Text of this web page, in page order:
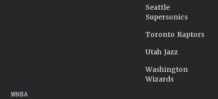
Seattle
Supersonics
Toronto Raptors
Utah Jazz
Washington
Wizards
WNBA